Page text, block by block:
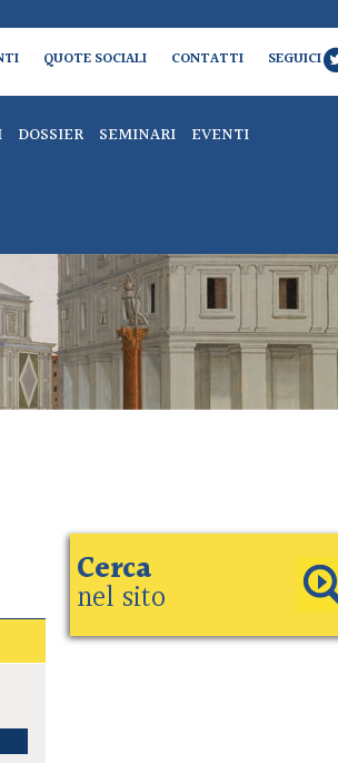
QUOTE SOCIALI CONTATTI SEGUICI
DOSSIER SEMINARI EVENTI
Cerca
nel sito